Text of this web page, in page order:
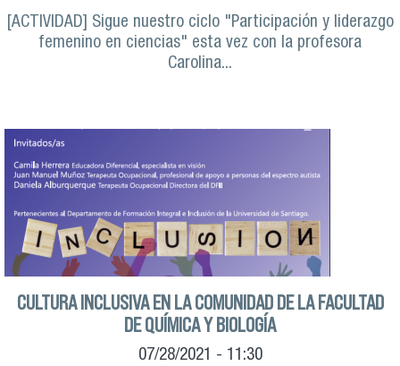
[ACTIVIDAD] Sigue nuestro ciclo "Participación y liderazgo
femenino en ciencias" esta vez con la profesora
Carolina...
CULTURA INCLUSIVA EN LA COMUNIDAD DE LA FACULTAD
DE QUÍMICA Y BIOLOGÍA
07/28/2021 - 11:30